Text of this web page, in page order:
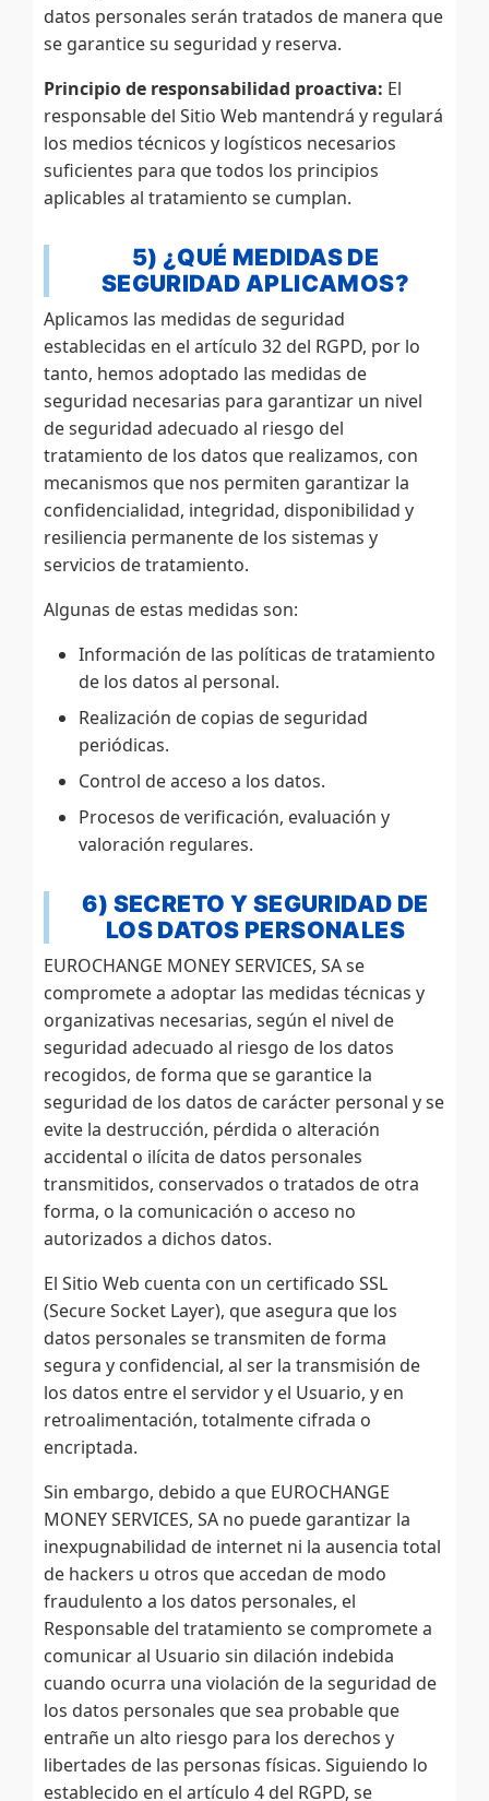
datos personales serán tratados de manera que
se garantice su seguridad y reserva.
Principio de responsabilidad proactiva: El
responsable del Sitio Web mantendrá y regulará
los medios técnicos y logísticos necesarios
suficientes para que todos los principios
aplicables al tratamiento se cumplan.
5) ¿QUÉ MEDIDAS DE
SEGURIDAD APLICAMOS?
Aplicamos las medidas de seguridad
establecidas en el artículo 32 del RGPD, por lo
tanto, hemos adoptado las medidas de
seguridad necesarias para garantizar un nivel
de seguridad adecuado al riesgo del
tratamiento de los datos que realizamos, con
mecanismos que nos permiten garantizar la
confidencialidad, integridad, disponibilidad y
resiliencia permanente de los sistemas y
servicios de tratamiento.
Algunas de estas medidas son:
Información de las políticas de tratamiento
de los datos al personal.
Realización de copias de seguridad
periódicas.
Control de acceso a los datos.
Procesos de verificación, evaluación y
valoración regulares.
6) SECRETO Y SEGURIDAD DE
LOS DATOS PERSONALES
EUROCHANGE MONEY SERVICES, SA se
compromete a adoptar las medidas técnicas y
organizativas necesarias, según el nivel de
seguridad adecuado al riesgo de los datos
recogidos, de forma que se garantice la
seguridad de los datos de carácter personal y se
evite la destrucción, pérdida o alteración
accidental o ilícita de datos personales
transmitidos, conservados o tratados de otra
forma, o la comunicación o acceso no
autorizados a dichos datos.
El Sitio Web cuenta con un certificado SSL
(Secure Socket Layer), que asegura que los
datos personales se transmiten de forma
segura y confidencial, al ser la transmisión de
los datos entre el servidor y el Usuario, y en
retroalimentación, totalmente cifrada o
encriptada.
Sin embargo, debido a que EUROCHANGE
MONEY SERVICES, SA no puede garantizar la
inexpugnabilidad de internet ni la ausencia total
de hackers u otros que accedan de modo
fraudulento a los datos personales, el
Responsable del tratamiento se compromete a
comunicar al Usuario sin dilación indebida
cuando ocurra una violación de la seguridad de
los datos personales que sea probable que
entrañe un alto riesgo para los derechos y
libertades de las personas físicas. Siguiendo lo
establecido en el artículo 4 del RGPD, se